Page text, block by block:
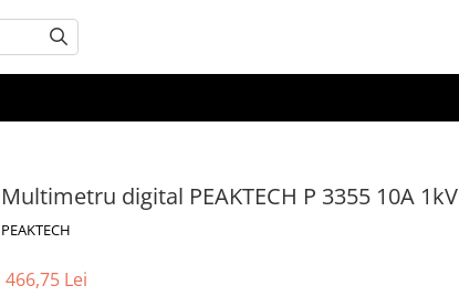
Multimetru digital PEAKTECH P 3355 10A 1kV
PEAKTECH
466,75 Lei